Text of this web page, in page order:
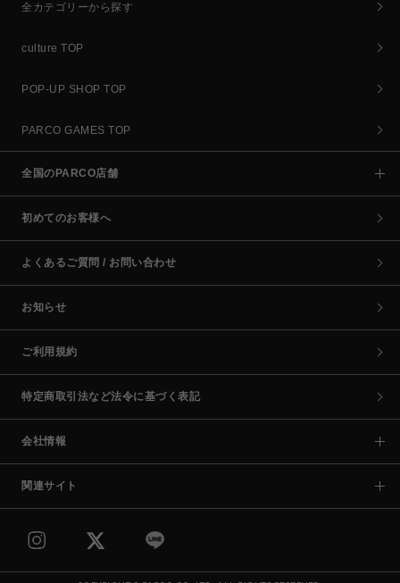
全カテゴリーから探す
culture TOP
POP-UP SHOP TOP
PARCO GAMES TOP
全国のPARCO店舗
初めてのお客様へ
よくあるご質問 / お問い合わせ
お知らせ
ご利用規約
特定商取引法など法令に基づく表記
会社情報
関連サイト